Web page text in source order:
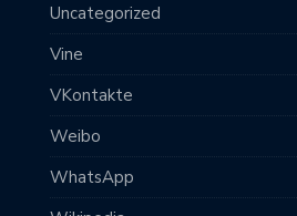
Uncategorized
Vine
VKontakte
Weibo
WhatsApp